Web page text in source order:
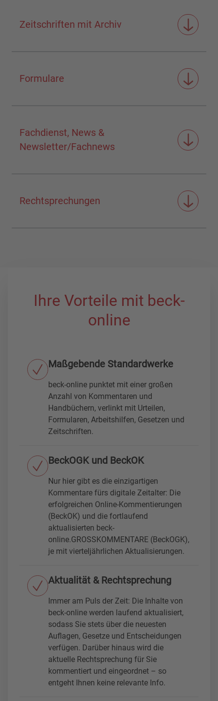
Zeitschriften mit Archiv
Formulare
Fachdienst, News &
Newsletter/Fachnews
Rechtsprechungen
Ihre Vorteile mit beck-
online
Maßgebende Standardwerke
beck-online punktet mit einer großen
Anzahl von Kommentaren und
Handbüchern, verlinkt mit Urteilen,
Formularen, Arbeitshilfen, Gesetzen und
Zeitschriften.
BeckOGK und BeckOK
Nur hier gibt es die einzigartigen
Kommentare fürs digitale Zeitalter: Die
erfolgreichen Online-Kommentierungen
(BeckOK) und die fortlaufend
aktualisierten beck-
online.GROSSKOMMENTARE (BeckOGK),
je mit vierteljährlichen Aktualisierungen.
Aktualität & Rechtsprechung
Immer am Puls der Zeit: Die Inhalte von
beck-online werden laufend aktualisiert,
sodass Sie stets über die neuesten
Auflagen, Gesetze und Entscheidungen
verfügen. Darüber hinaus wird die
aktuelle Rechtsprechung für Sie
kommentiert und eingeordnet – so
entgeht Ihnen keine relevante Info.